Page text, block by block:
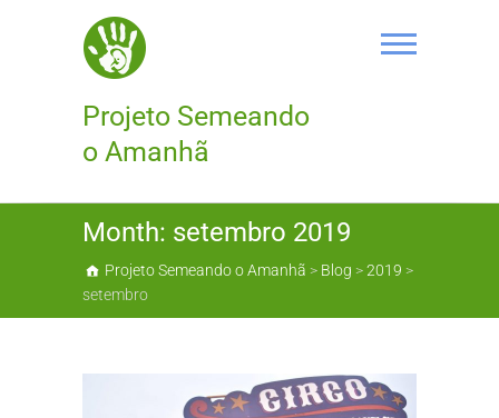
Projeto Semeando
o Amanhã
Month: setembro 2019
Projeto Semeando o Amanhã > Blog >2019 >
setembro